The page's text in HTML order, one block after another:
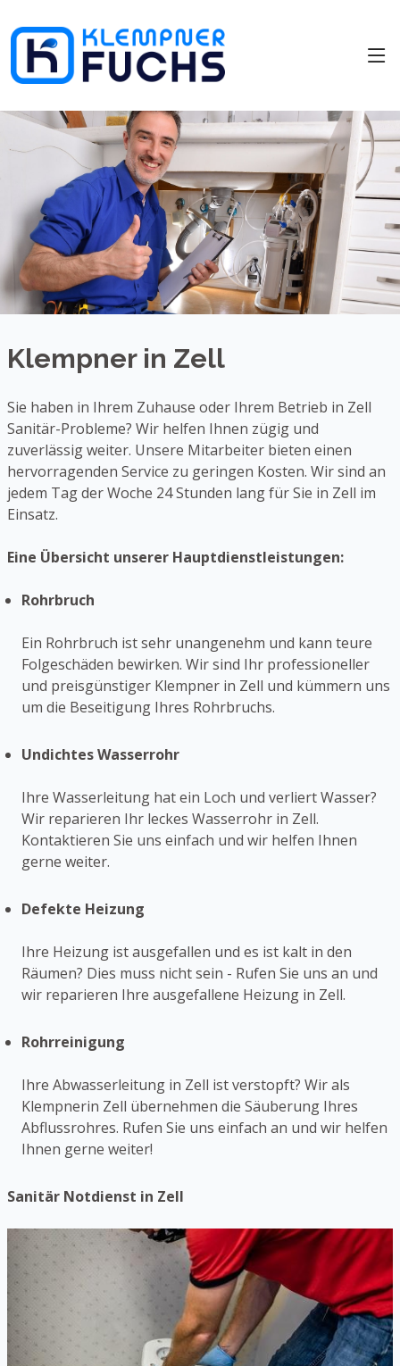
Klempner in Zell
Sie haben in Ihrem Zuhause oder Ihrem Betrieb in Zell
Sanitär-Probleme? Wir helfen Ihnen zügig und
zuverlässig weiter. Unsere Mitarbeiter bieten einen
hervorragenden Service zu geringen Kosten. Wir sind an
jedem Tag der Woche 24 Stunden lang für Sie in Zell im
Einsatz.
Eine Übersicht unserer Hauptdienstleistungen:
Rohrbruch
Ein Rohrbruch ist sehr unangenehm und kann teure
Folgeschäden bewirken. Wir sind Ihr professioneller
und preisgünstiger Klempner in Zell und kümmern uns
um die Beseitigung Ihres Rohrbruchs.
Undichtes Wasserrohr
Ihre Wasserleitung hat ein Loch und verliert Wasser?
Wir reparieren Ihr leckes Wasserrohr in Zell.
Kontaktieren Sie uns einfach und wir helfen Ihnen
gerne weiter.
Defekte Heizung
Ihre Heizung ist ausgefallen und es ist kalt in den
Räumen? Dies muss nicht sein - Rufen Sie uns an und
wir reparieren Ihre ausgefallene Heizung in Zell.
Rohrreinigung
Ihre Abwasserleitung in Zell ist verstopft? Wir als
Klempnerin Zell übernehmen die Säuberung Ihres
Abflussrohres. Rufen Sie uns einfach an und wir helfen
Ihnen gerne weiter!
Sanitär Notdienst in Zell